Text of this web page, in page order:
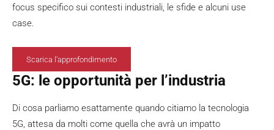
focus specifico sui contesti industriali, le sfide e alcuni use
case.
Scarica l'approfondimento
5G: le opportunità per l’industria
Di cosa parliamo esattamente quando citiamo la tecnologia
5G, attesa da molti come quella che avrà un impatto